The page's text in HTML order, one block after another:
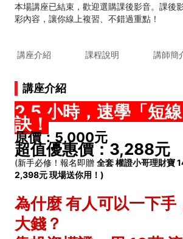
本場講座已結束，歡迎選購課後影音。課後
彩內容，讓你線上複習、不錯過重點！
講座介紹 課程說明 講師簡
講座介紹
2.5 小時，速學「短
訣！
原價：5,000元
超值優惠價：3,288元
(新手必修！報名即贈 全套 權證小哥理財寶
2,398元 現場送你用！)
為什麼 有人可以一下手
大錢？